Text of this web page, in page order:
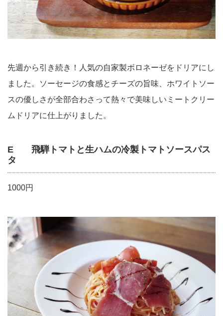
先週から引き続き！人気の自家製ボロネーゼをドリアにし
ました。ソーセージの食感とチーズの旨味、ホワイトソー
スの優しさが全部合わさって熱々で美味しいミートクリー
ムドリアに仕上がりました。
E 飛騨トマトと生ハムの冷製トマトソースパス
タ
1000円